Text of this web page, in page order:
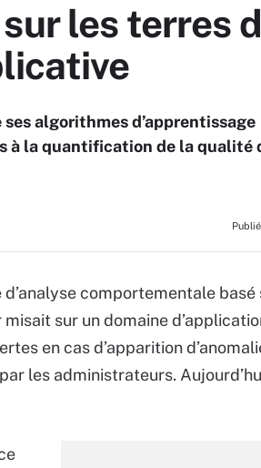
les terres
algorithmes d’apprentissage
à la quantification de la qualité
d’analyse comportementale basé
sur un domaine
en cas d’apparition
les administrateurs.